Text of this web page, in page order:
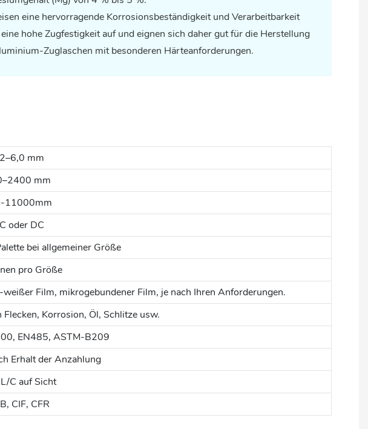
eine hervorragende Korrosionsbeständigkeit und Verarbeitbarkeit
hohe Zugfestigkeit auf und eignen sich daher gut für die Herstellung
Zuglaschen mit besonderen Härteanforderungen.
mm
mm
11000mm
oder DC
bei allgemeiner Größe
pro Größe
Film, mikrogebundener Film, je nach Ihren Anforderungen.
Korrosion, Öl, Schlitze usw.
EN485, ASTM-B209
Erhalt der Anzahlung
C auf Sicht
CIF, CFR